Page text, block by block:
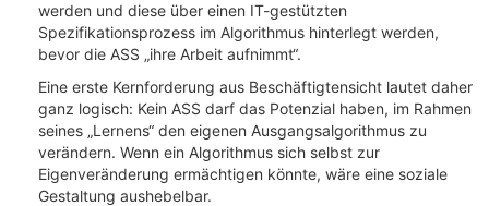
werden und diese über einen IT-gestützten
Spezifikationsprozess im Algorithmus hinterlegt werden,
bevor die ASS „ihre Arbeit aufnimmt“.
Eine erste Kernforderung aus Beschäftigtensicht lautet daher
ganz logisch: Kein ASS darf das Potenzial haben, im Rahmen
seines „Lernens“ den eigenen Ausgangsalgorithmus zu
verändern. Wenn ein Algorithmus sich selbst zur
Eigenveränderung ermächtigen könnte, wäre eine soziale
Gestaltung aushebelbar.